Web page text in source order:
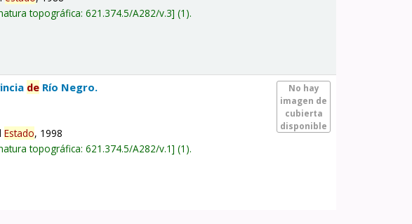
topográfica:621.374.5/A282/v.3 (1).
No hay
imagen de
cubierta
disponible
de Río Negro.
lEstado, 1998
topográfica:621.374.5/A282/v.1 (1).